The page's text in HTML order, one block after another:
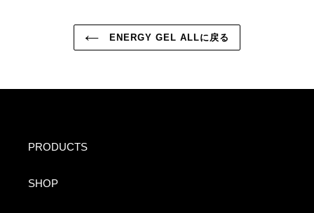
ENERGY GEL ALLに戻る
PRODUCTS
SHOP